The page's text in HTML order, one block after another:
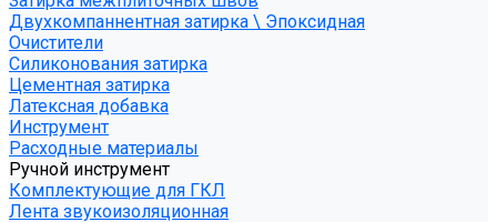
Двухкомпаннентная затирка \ Эпоксидная
Очистители
Силиконования затирка
Цементная затирка
Латексная добавка
Инструмент
Расходные материалы
Ручной инструмент
Комплектующие для ГКЛ
Лента звукоизоляционная